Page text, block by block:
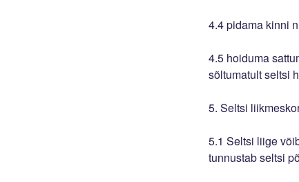
4.4 pidama kinni
4.5 hoiduma
sõltumatult seltsi
5. Seltsi
5.1 Seltsi liige
tunnustab seltsi